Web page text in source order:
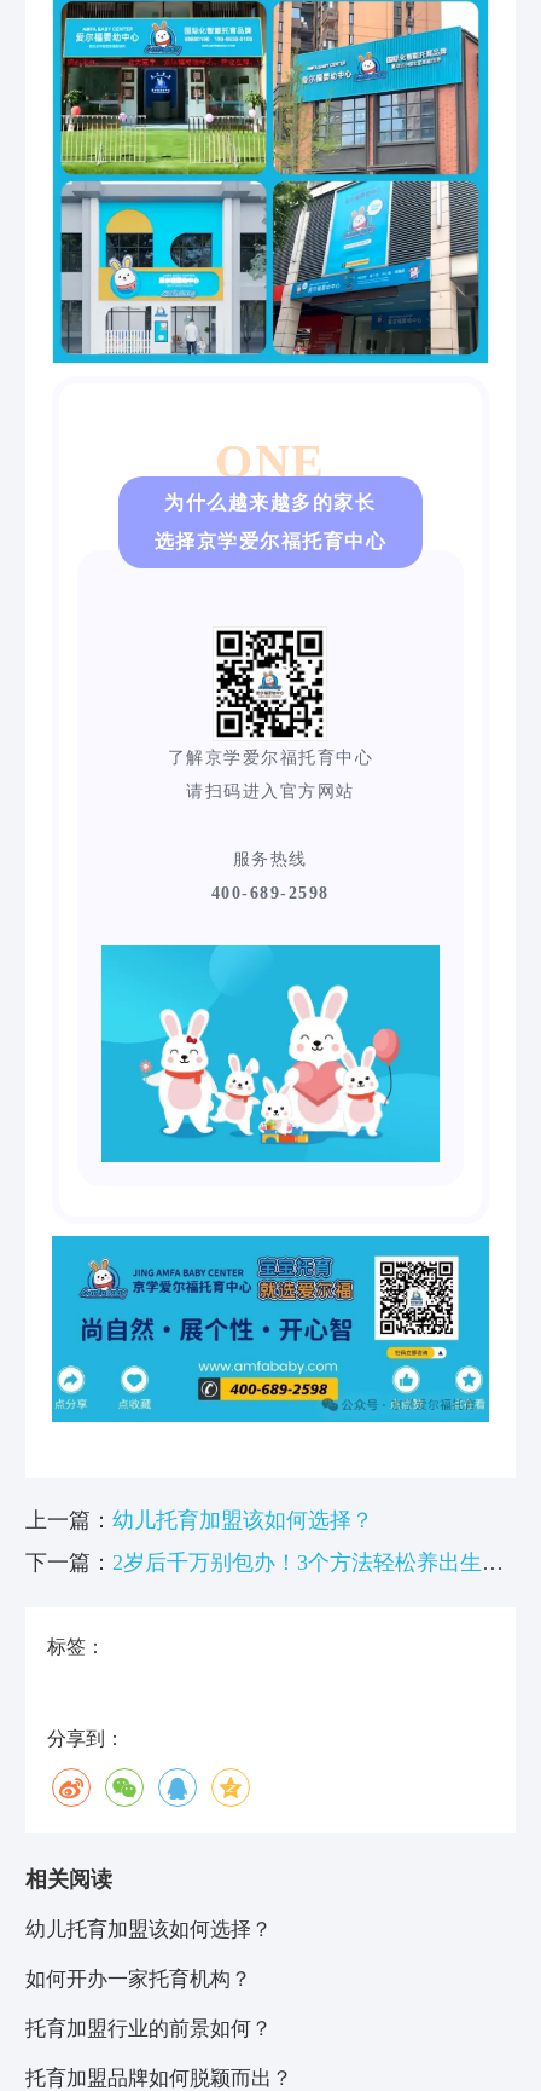
ONE
为什么越来越多的家长
选择京学爱尔福托育中心
了解京学爱尔福托育中心
请扫码进入官方网站
服务热线
400-689-2598
上一篇： 幼儿托育加盟该如何选择？
下一篇： 2岁后千万别包办！3个方法轻松养出生
标签：
分享到：
相关阅读
幼儿托育加盟该如何选择？
如何开办一家托育机构？
托育加盟行业的前景如何？
托育加盟品牌如何脱颖而出？